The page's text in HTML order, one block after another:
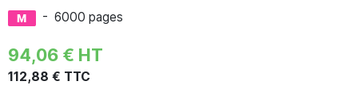
- 6000 pages
94,06 € HT
112,88 € TTC